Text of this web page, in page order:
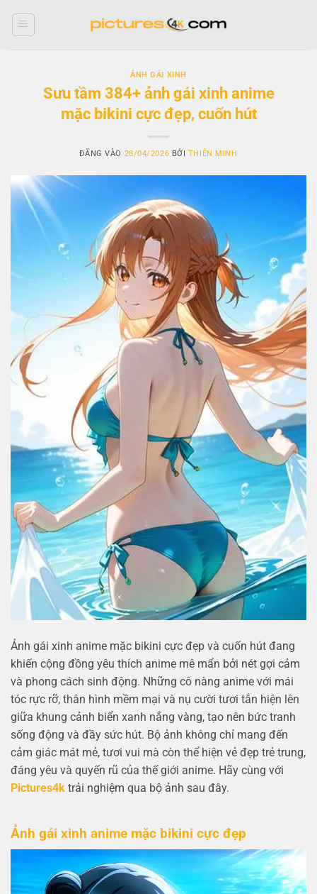
ẢNH GÁI XINH
Sưu tầm 384+ ảnh gái xinh anime
mặc bikini cực đẹp, cuốn hút
ĐĂNG VÀO 28/04/2026 BỞI THIÊN MINH
Ảnh gái xinh anime mặc bikini cực đẹp và cuốn hút đang
khiến cộng đồng yêu thích anime mê mẩn bởi nét gợi cảm
và phong cách sinh động. Những cô nàng anime với mái
tóc rực rỡ, thân hình mềm mại và nụ cười tươi tắn hiện lên
giữa khung cảnh biển xanh nắng vàng, tạo nên bức tranh
sống động và đầy sức hút. Bộ ảnh không chỉ mang đến
cảm giác mát mẻ, tươi vui mà còn thể hiện vẻ đẹp trẻ trung,
đáng yêu và quyến rũ của thế giới anime. Hãy cùng với
Pictures4k trải nghiệm qua bộ ảnh sau đây.
Ảnh gái xinh anime mặc bikini cực đẹp